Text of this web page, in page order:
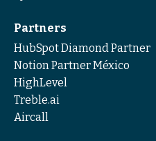
Partners
HubSpot Diamond Partner
Notion Partner México
HighLevel
Treble.ai
Aircall